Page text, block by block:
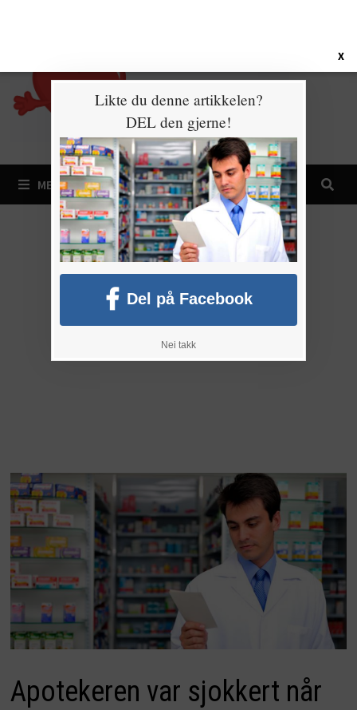
MENY
Apotekeren var sjokkert når
X
Likte du denne artikkelen?
DEL den gjerne!
Del på Facebook
Nei takk